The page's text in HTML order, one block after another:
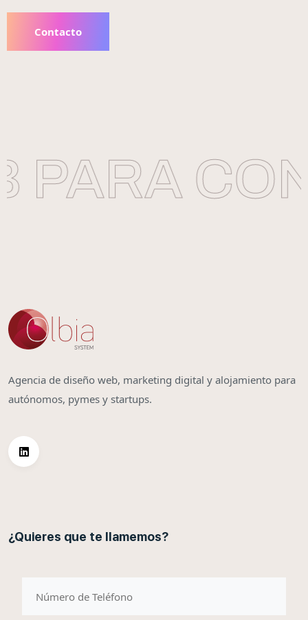
Contacto
Agencia de diseño web, marketing digital y alojamiento para
autónomos, pymes y startups.
¿Quieres que te llamemos?